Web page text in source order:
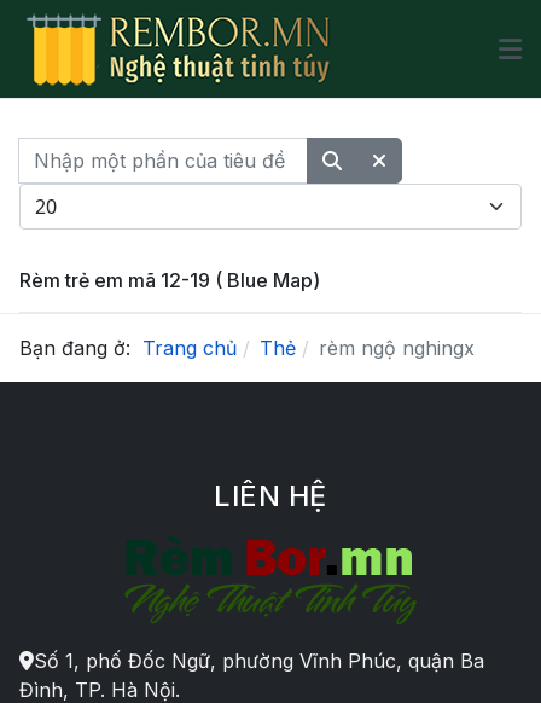
Nhập một phần của tiêu đề
Hiển thị #
Rèm trẻ em mã 12-19 ( Blue Map)
Bạn đang ở: Trang chủ Thẻ rèm ngộ nghingx
LIÊN HỆ
Số 1, phố Đốc Ngữ, phường Vĩnh Phúc, quận Ba
Đình, TP. Hà Nội.